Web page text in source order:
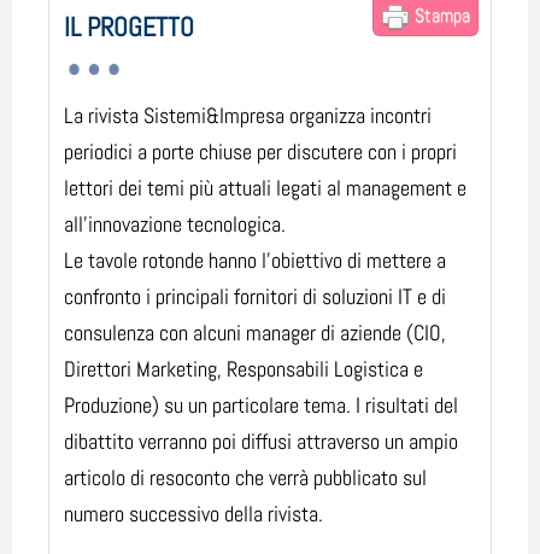
Stampa
IL PROGETTO
La rivista Sistemi&Impresa organizza incontri
periodici a porte chiuse per discutere con i propri
lettori dei temi più attuali legati al management e
all'innovazione tecnologica.
Le tavole rotonde hanno l'obiettivo di mettere a
confronto i principali fornitori di soluzioni IT e di
consulenza con alcuni manager di aziende (CIO,
Direttori Marketing, Responsabili Logistica e
Produzione) su un particolare tema. I risultati del
dibattito verranno poi diffusi attraverso un ampio
articolo di resoconto che verrà pubblicato sul
numero successivo della rivista.